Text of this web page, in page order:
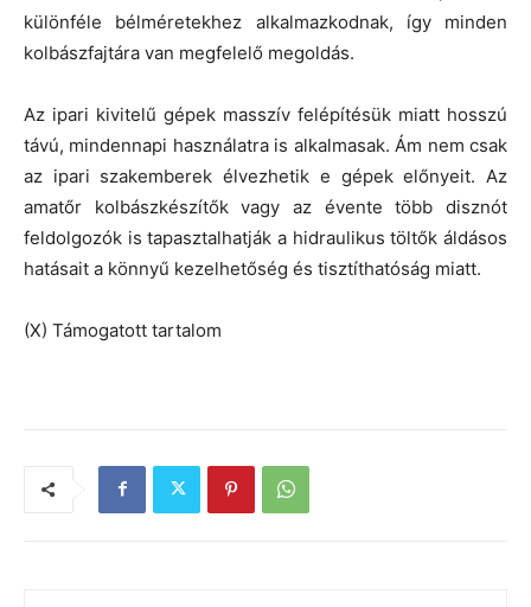
különféle bélméretekhez alkalmazkodnak, így minden
kolbászfajtára van megfelelő megoldás.
Az ipari kivitelű gépek masszív felépítésük miatt hosszú
távú, mindennapi használatra is alkalmasak. Ám nem csak
az ipari szakemberek élvezhetik e gépek előnyeit. Az
amatőr kolbászkészítők vagy az évente több disznót
feldolgozók is tapasztalhatják a hidraulikus töltők áldásos
hatásait a könnyű kezelhetőség és tisztíthatóság miatt.
(X) Támogatott tartalom